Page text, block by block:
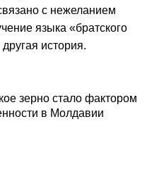
с нежеланием
языка «братского
история.
зерно стало фактором
в Молдавии